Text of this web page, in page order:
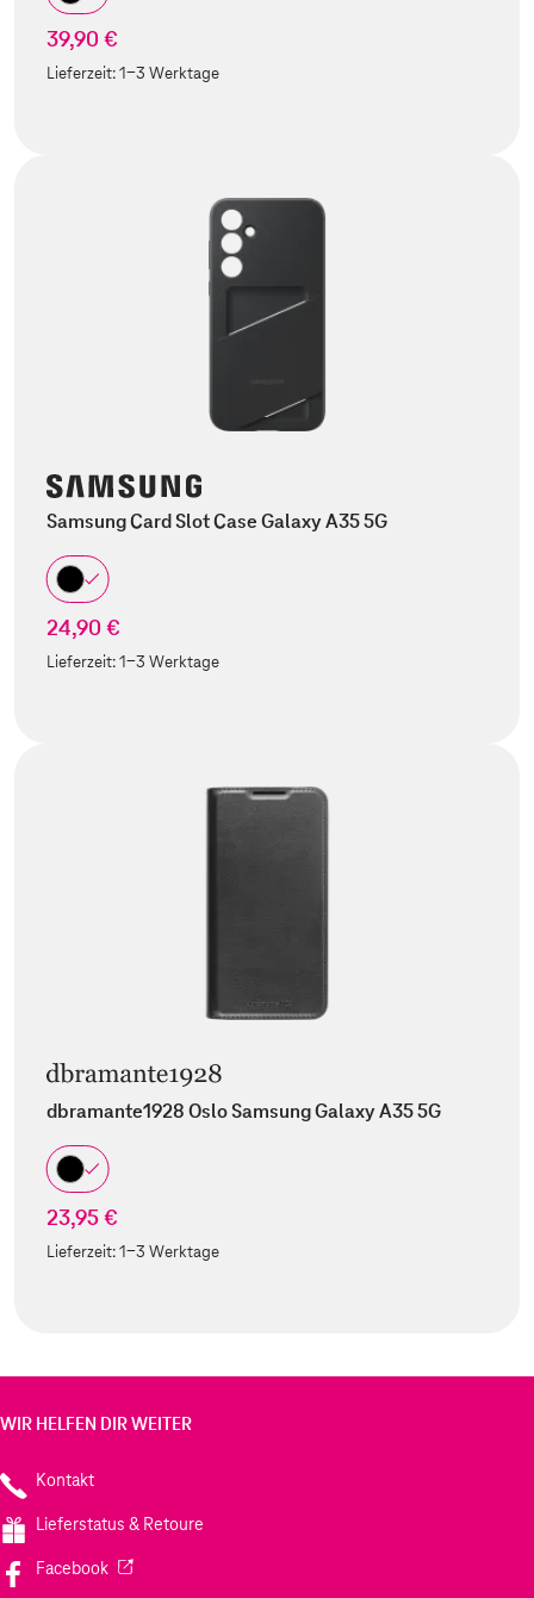
39,90 €
Lieferzeit:1-3 Werktage
Samsung Card Slot Case Galaxy A35 5G
24,90 €
Lieferzeit:1-3 Werktage
dbramante1928 Oslo Samsung Galaxy A35 5G
23,95 €
Lieferzeit:1-3 Werktage
WIR HELFEN DIR WEITER
Kontakt
Lieferstatus & Retoure
Facebook(Wird in einem neuen Tab geöffnet)